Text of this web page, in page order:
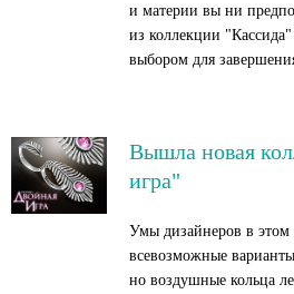
и материи вы ни
из коллекции
выбором для
Вышла новая
игра"
Умы дизайнеров в этом
всевозможные
но воздушные кольца